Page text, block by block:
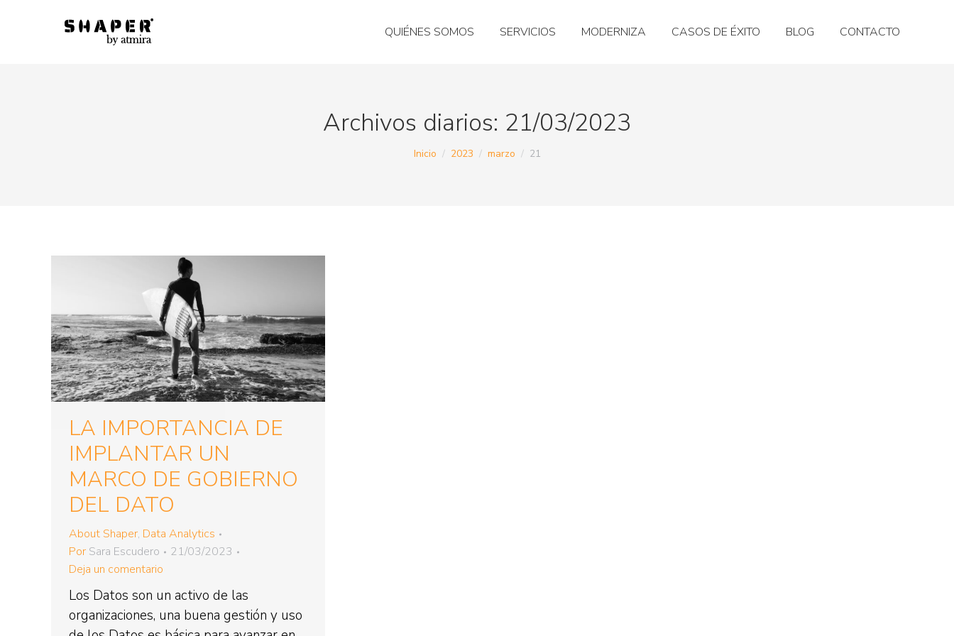
QUIÉNES SOMOS SERVICIOS MODERNIZA CASOS DE ÉXITO BLOG CONTACTO
Archivos diarios: 21/03/2023
Estás aquí:
Inicio 2023 marzo 21
LA IMPORTANCIA DE
IMPLANTAR UN
MARCO DE GOBIERNO
DEL DATO
About Shaper, Data Analytics
Por Sara Escudero
21/03/2023
Deja un comentario
Los Datos son un activo de las
organizaciones, una buena gestión y uso